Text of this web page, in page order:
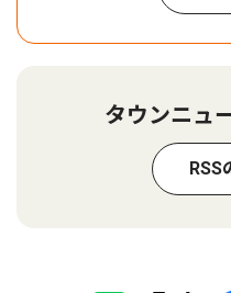
タウンニュ
RSS